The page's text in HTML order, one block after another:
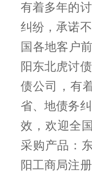
有着多年的
纠纷，承诺
国各地客户
阳东北虎讨
债公司，有
省、地债务
效，欢迎全
采购产品：
阳工商局注